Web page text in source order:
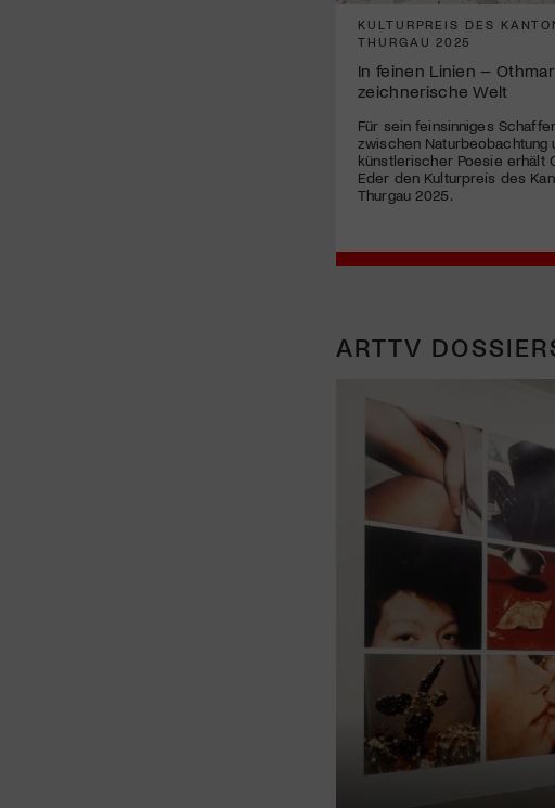
KULTURPREIS DES
THURGAU 2025
In feinen Linien –
zeichnerische Welt
Für sein feinsinniges
zwischen Naturbeobachtung
künstlerischer Poesie erhält
Eder den Kulturpreis des
Thurgau 2025.
ARTTV